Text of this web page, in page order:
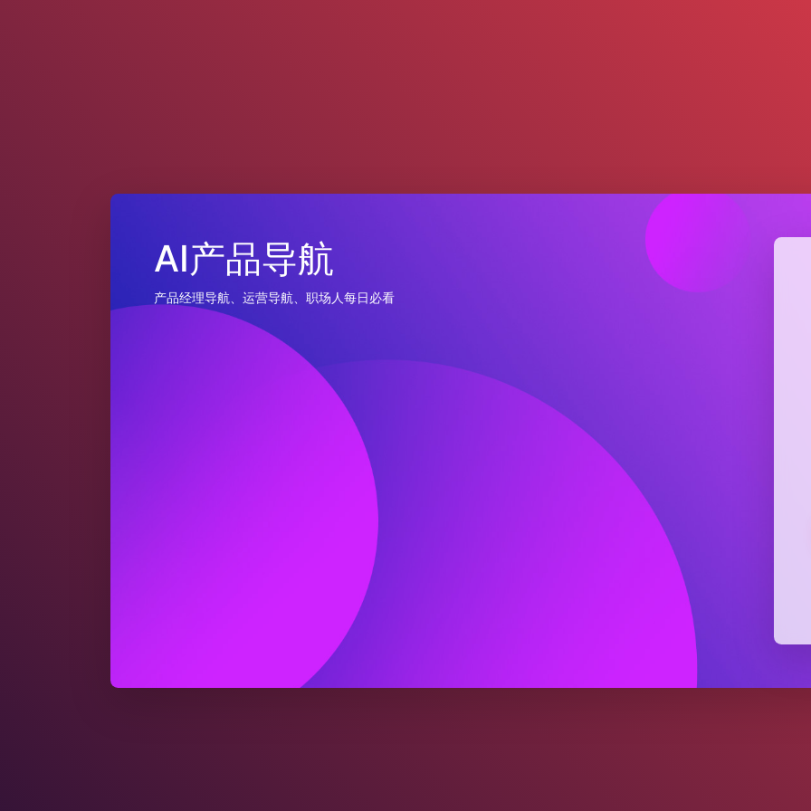
AI产品导航
产品经理导航、运营导航、职场人每日必看